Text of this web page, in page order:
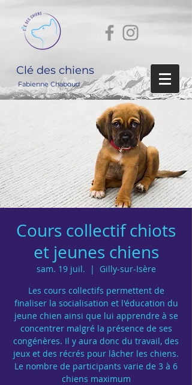
Clé des chiens
Fabienne Chaboud
Cours collectif chiots
et jeunes chiens
sam. 19 juil.
  |
Gilly-sur-Isère
Les cours collectifs permettent de
finaliser la socialisation et l'éducation du
jeune chien ainsi que lui apprendre à se
concentrer malgré la présence de ses
congénères. Il y aura donc du travail, des
jeux et des récrés pour lâcher les chiens.
Le nombre de participants varie de 3 à 6
chiens maximum